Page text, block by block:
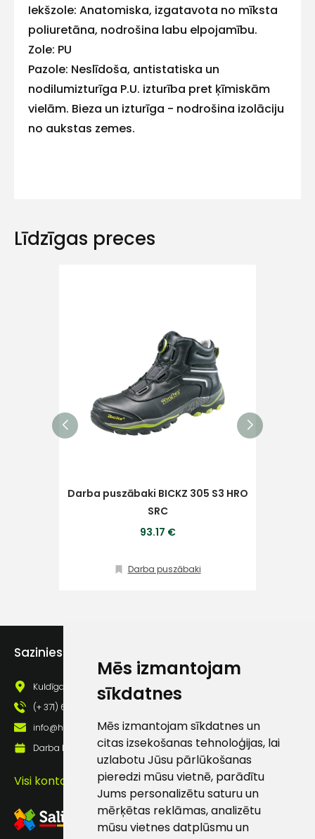
Mēs izmantojam
sīkdatnes
Mēs izmantojam sīkdatnes un
citas izsekošanas tehnoloģijas, lai
uzlabotu Jūsu pārlūkošanas
pieredzi mūsu vietnē, parādītu
Jums personalizētu saturu un
mērķētas reklāmas, analizētu
mūsu vietnes datplūsmu un
Iekšzole: Anatomiska, izgatavota no mīksta
poliuretāna, nodrošina labu elpojamību.
Zole: PU
Pazole: Neslīdoša, antistatiska un
nodilumizturīga P.U. izturība pret ķīmiskām
vielām. Bieza un izturīga - nodrošina izolāciju
no aukstas zemes.
Līdzīgas preces
Darba puszābaki BICKZ 305 S3 HRO
SRC
93.17 €
Darba puszābaki
Sazinies ar mums
Kuldīgas iela 69a, Saldus, Saldus nov., LV - 3801
(+ 371) 63 881 186
info@hards.lv
Darba laiks: Darbadienās: 8:00 - 17:00
Visi kontakti
Vārds
E-pasts
Piekrītu SIA Hards
lietošanas noteikumiem
Piekrītu saņemt
Sūtīt ziņojumu
Klientu
atbalsts
186
info@hards.lv